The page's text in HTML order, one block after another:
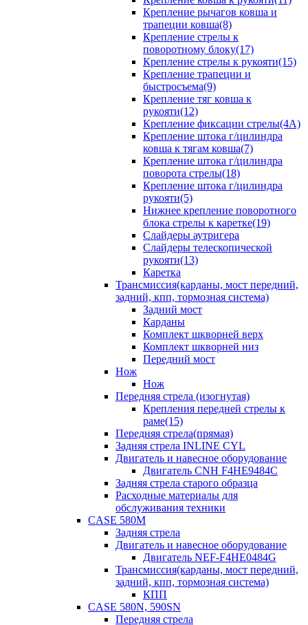
Крепление рычагов ковша и
трапеции ковша(8)
Крепление стрелы к
поворотному блоку(17)
Крепление стрелы к рукояти(15)
Крепление трапеции и
быстросъема(9)
Крепление тяг ковша к
рукояти(12)
Крепление фиксации стрелы(4A)
Крепление штока г/цилиндра
ковша к тягам ковша(7)
Крепление штока г/цилиндра
поворота стрелы(18)
Крепление штока г/цилиндра
рукояти(5)
Нижнее крепление поворотного
блока стрелы к каретке(19)
Слайдеры аутригера
Слайдеры телескопической
рукояти(13)
Каретка
Трансмиссия(карданы, мост передний,
задний, кпп, тормозная система)
Задний мост
Карданы
Комплект шкворней верх
Комплект шкворней низ
Передний мост
Нож
Нож
Передняя стрела (изогнутая)
Крепления передней стрелы к
раме(15)
Передняя стрела(прямая)
Задняя стрела INLINE CYL
Двигатель и навесное оборудование
Двигатель CNH F4HE9484C
Задняя стрела старого образца
Расходные материалы для
обслуживания техники
CASE 580M
Задняя стрела
Двигатель и навесное оборудование
Двигатель NEF-F4HE0484G
Трансмиссия(карданы, мост передний,
задний, кпп, тормозная система)
КПП
CASE 580N, 590SN
Передняя стрела